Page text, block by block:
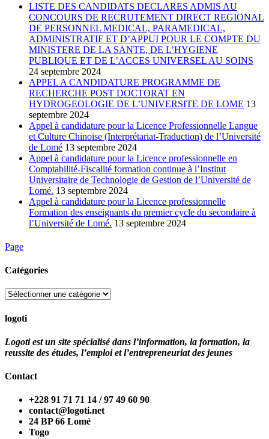
LISTE DES CANDIDATS DECLARES ADMIS AU
CONCOURS DE RECRUTEMENT DIRECT REGIONAL
DE PERSONNEL MEDICAL, PARAMEDICAL,
ADMINISTRATIF ET D’APPUI POUR LE COMPTE DU
MINISTERE DE LA SANTE, DE L’HYGIENE
PUBLIQUE ET DE L’ACCES UNIVERSEL AU SOINS
24 septembre 2024
APPEL A CANDIDATURE PROGRAMME DE
RECHERCHE POST DOCTORAT EN
HYDROGEOLOGIE DE L’UNIVERSITE DE LOME 13
septembre 2024
Appel à candidature pour la Licence Professionnelle Langue
et Culture Chinoise (Interprétariat-Traduction) de l’Université
de Lomé 13 septembre 2024
Appel à candidature pour la Licence professionnelle en
Comptabilité-Fiscalité formation continue à l’Institut
Universitaire de Technologie de Gestion de l’Université de
Lomé. 13 septembre 2024
Appel à candidature pour la Licence professionnelle
Formation des enseignants du premier cycle du secondaire à
l’Université de Lomé. 13 septembre 2024
Page
Catégories
Catégories
logoti
Logoti est un site spécialisé dans l’information, la formation, la
reussite des études, l’emploi et l’entrepreneuriat des jeunes
Contact
+228 91 71 71 14 / 97 49 60 90
contact@logoti.net
24 BP 66 Lomé
Togo